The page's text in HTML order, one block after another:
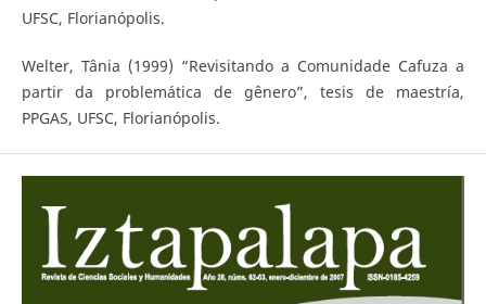
UFSC, Florianópolis.
Welter, Tânia (1999) “Revisitando a Comunidade Cafuza a
partir da problemática de gênero”, tesis de maestría,
PPGAS, UFSC, Florianópolis.